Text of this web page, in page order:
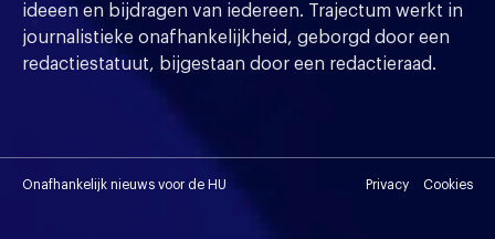
ideeen en bijdragen van iedereen. Trajectum werkt in
journalistieke onafhankelijkheid, geborgd door een
redactiestatuut, bijgestaan door een redactieraad.
Onafhankelijk nieuws voor de HU Privacy Cookies